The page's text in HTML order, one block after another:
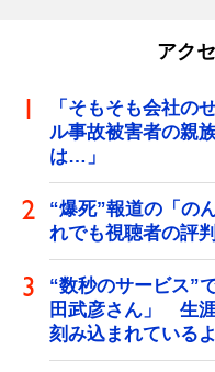
アク
「そもそも会社
ル事故被害者の親
は…」
“爆死”報道の「の
れでも視聴者の評
“数秒のサービス”
田武彦さん」 生
刻み込まれている